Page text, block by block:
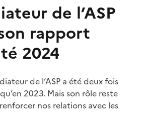
de l’ASP
rapport
2024
de l’ASP a été deux fois
2023. Mais son rôle reste
nos relations avec les